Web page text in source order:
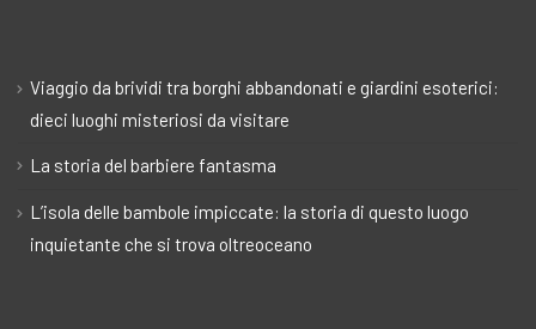
Viaggio da brividi tra borghi abbandonati e giardini esoterici:
dieci luoghi misteriosi da visitare
La storia del barbiere fantasma
L’isola delle bambole impiccate: la storia di questo luogo
inquietante che si trova oltreoceano